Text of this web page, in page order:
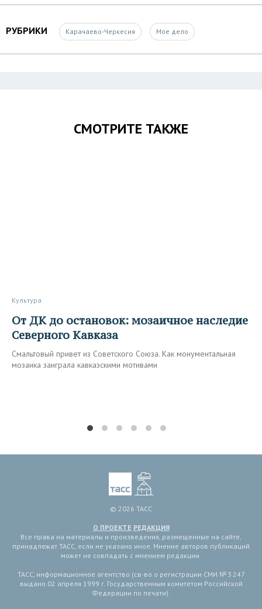
РУБРИКИ Карачаево-Черкесия Мое дело
СМОТРИТЕ ТАКЖЕ
Культура
От ДК до остановок: мозаичное наследие
Северного Кавказа
Смальтовый привет из Советского Союза. Как монументальная
мозаика заиграла кавказскими мотивами
© 2026 ТАСС
О ПРОЕКТЕ РЕДАКЦИЯ
Все права на материалы и произведения, размещенные на сайте,
принадлежат ТАСС, если не указано иное. Мнение авторов публикаций
может не совпадать с мнением редакции.
ТАСС, информационное агентство (св-во о регистрации СМИ № 3 247
выдано 02 апреля 1999 г. Государственным комитетом Российской
Федерации по печати).